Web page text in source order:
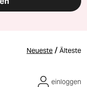
Neueste / Älteste
einloggen